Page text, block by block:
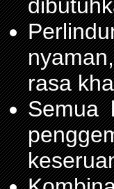
rasa
Semua